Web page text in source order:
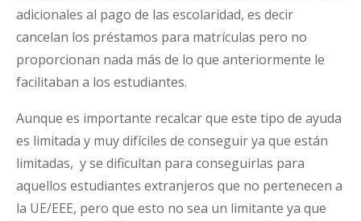
adicionales al pago de las escolaridad, es decir
cancelan los préstamos para matrículas pero no
proporcionan nada más de lo que anteriormente le
facilitaban a los estudiantes.
Aunque es importante recalcar que este tipo de ayuda
es limitada y muy difíciles de conseguir ya que están
limitadas, y se dificultan para conseguirlas para
aquellos estudiantes extranjeros que no pertenecen a
la UE/EEE, pero que esto no sea un limitante ya que